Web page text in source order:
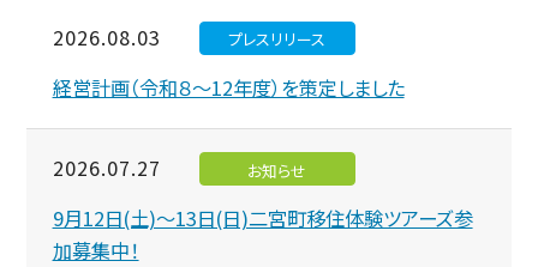
2026.08.03 プレスリリース
経営計画（令和８～12年度）を策定しました
2026.07.27 お知らせ
9月12日(土)～13日(日)二宮町移住体験ツアーズ参
加募集中！